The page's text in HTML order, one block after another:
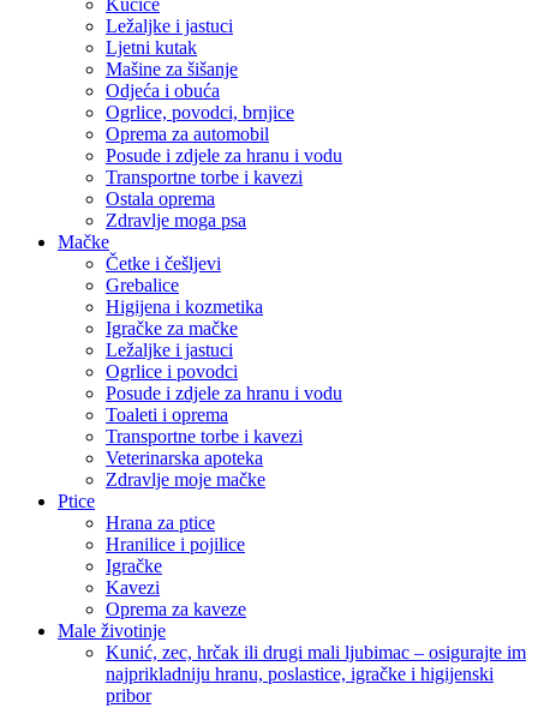
Kućice
Ležaljke i jastuci
Ljetni kutak
Mašine za šišanje
Odjeća i obuća
Ogrlice, povodci, brnjice
Oprema za automobil
Posude i zdjele za hranu i vodu
Transportne torbe i kavezi
Ostala oprema
Zdravlje moga psa
Mačke
Četke i češljevi
Grebalice
Higijena i kozmetika
Igračke za mačke
Ležaljke i jastuci
Ogrlice i povodci
Posude i zdjele za hranu i vodu
Toaleti i oprema
Transportne torbe i kavezi
Veterinarska apoteka
Zdravlje moje mačke
Ptice
Hrana za ptice
Hranilice i pojilice
Igračke
Kavezi
Oprema za kaveze
Male životinje
Kunić, zec, hrčak ili drugi mali ljubimac – osigurajte im
najprikladniju hranu, poslastice, igračke i higijenski
pribor